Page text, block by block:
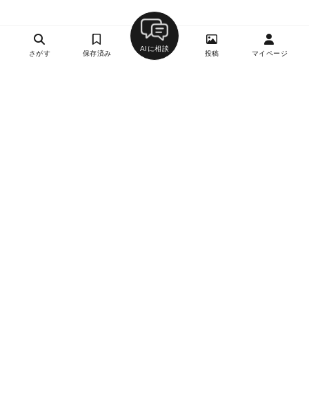
さがす 保存済み
AIに相談
投稿 マイページ